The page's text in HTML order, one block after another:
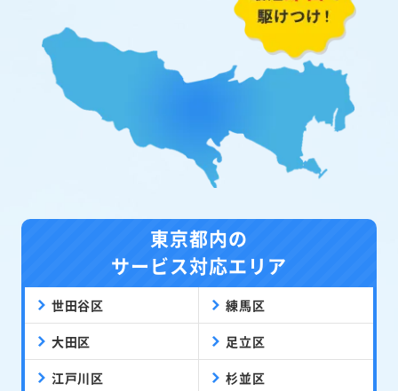
東京都内の
サービス対応エリア
世田谷区 練馬区
大田区 足立区
江戸川区 杉並区